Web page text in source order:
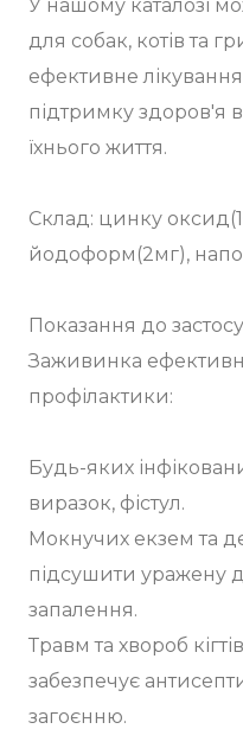
У нашому каталозі
для собак, котів та
ефективне
підтримку здоров'я
їхнього життя.
Склад: цинку
йодоформ(2мг),
Показання до
Заживинка
профілактики:
Будь-яких
виразок, фістул.
Мокнучих екзем та
підсушити уражену
запалення.
Травм та хвороб
забезпечує
загоєнню.